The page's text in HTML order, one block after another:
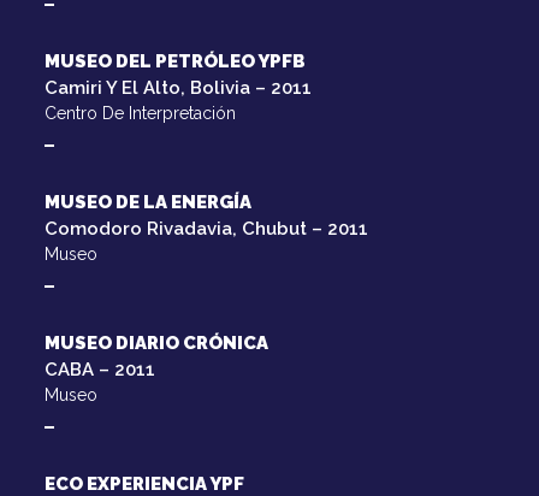
MUSEO DEL PETRÓLEO YPFB
Camiri Y El Alto, Bolivia – 2011
Centro De Interpretación
MUSEO DE LA ENERGÍA
Comodoro Rivadavia, Chubut – 2011
Museo
MUSEO DIARIO CRÓNICA
CABA – 2011
Museo
ECO EXPERIENCIA YPF